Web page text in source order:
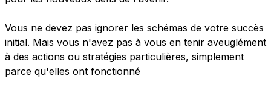
Vous ne devez pas ignorer les schémas de votre succès
initial. Mais vous n'avez pas à vous en tenir aveuglément
à des actions ou stratégies particulières, simplement
parce qu'elles ont fonctionné